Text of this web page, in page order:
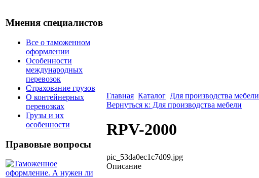
Мнения специалистов
Все о таможенном
оформлении
Особенности
международных
перевозок
Страхование грузов
О контейнерных
перевозках
Грузы и их
особенности
Правовые вопросы
Главная Каталог Для производства мебели
Вернуться к: Для производства мебели
RPV-2000
pic_53da0ec1c7d09.jpg
Описание